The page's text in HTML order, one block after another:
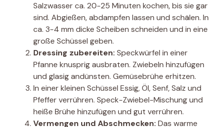
Salzwasser ca. 20-25 Minuten kochen, bis sie gar
sind. Abgießen, abdampfen lassen und schälen. In
ca. 3-4 mm dicke Scheiben schneiden und in eine
große Schüssel geben.
Dressing zubereiten: Speckwürfel in einer
Pfanne knusprig ausbraten. Zwiebeln hinzufügen
und glasig andünsten. Gemüsebrühe erhitzen.
In einer kleinen Schüssel Essig, Öl, Senf, Salz und
Pfeffer verrühren. Speck-Zwiebel-Mischung und
heiße Brühe hinzufügen und gut verrühren.
Vermengen und Abschmecken: Das warme